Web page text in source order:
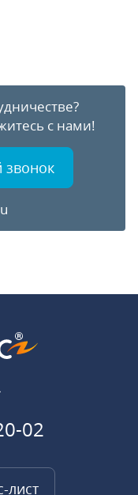
с нами!
звонок
02
лист